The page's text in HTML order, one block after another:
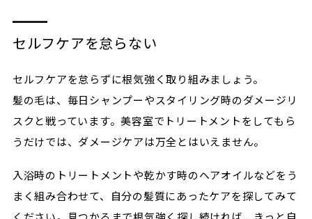
セルフケアを怠らない
セルフケアを怠らずに根気強く取り組みましょう。
髪の毛は、毎日シャンプーやスタイリング時のダメージリ
スクと戦っています。美容室でトリートメントをしてもら
うだけでは、ダメージケアは万全とはいえません。
入浴時のトリートメントや乾かす時のヘアオイルなどをう
まく組み合わせて、自分の髪質にあったケアを探してみて